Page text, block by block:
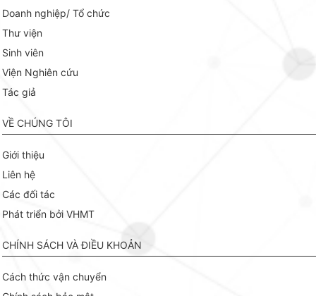
Doanh nghiệp/ Tổ chức
Thư viện
Sinh viên
Viện Nghiên cứu
Tác giả
VỀ CHÚNG TÔI
Giới thiệu
Liên hệ
Các đối tác
Phát triển bởi VHMT
CHÍNH SÁCH VÀ ĐIỀU KHOẢN
Cách thức vận chuyển